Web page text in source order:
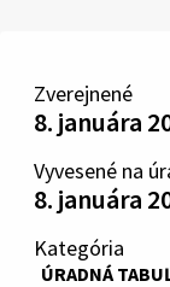
Zverejnené
8. januára
Vyvesené na
8. januára
Kategória
ÚRADNÁ